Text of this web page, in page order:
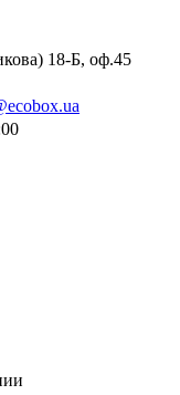
18-Б, оф.45